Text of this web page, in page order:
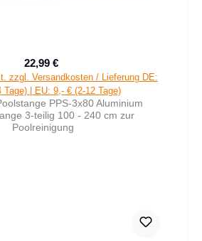
Verkaufspreis:
22,99 €
zzgl. Versandkosten / Lieferung DE:
Tage) | EU: 9,- € (2-12 Tage)
PPS-3x80 Aluminium
3-teilig 100 - 240 cm zur
Poolreinigung